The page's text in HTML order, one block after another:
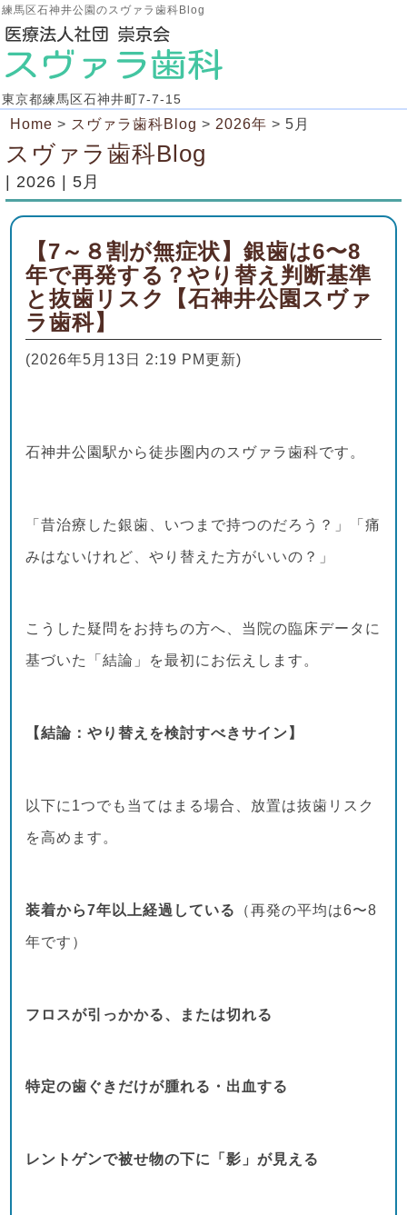
練馬区石神井公園のスヴァラ歯科Blog
東京都練馬区石神井町7-7-15
Home > スヴァラ歯科Blog > 2026年 > 5月
スヴァラ歯科Blog
| 2026 | 5月
【7～８割が無症状】銀歯は6〜8
年で再発する？やり替え判断基準
と抜歯リスク【石神井公園スヴァ
ラ歯科】
(2026年5月13日 2:19 PM更新)
石神井公園駅から徒歩圏内のスヴァラ歯科です。
「昔治療した銀歯、いつまで持つのだろう？」「痛
みはないけれど、やり替えた方がいいの？」
こうした疑問をお持ちの方へ、当院の臨床データに
基づいた「結論」を最初にお伝えします。
【結論：やり替えを検討すべきサイン】
以下に1つでも当てはまる場合、放置は抜歯リスク
を高めます。
装着から7年以上経過している （再発の平均は6〜8
年です）
フロスが引っかかる、または切れる
特定の歯ぐきだけが腫れる・出血する
レントゲンで被せ物の下に「影」が見える